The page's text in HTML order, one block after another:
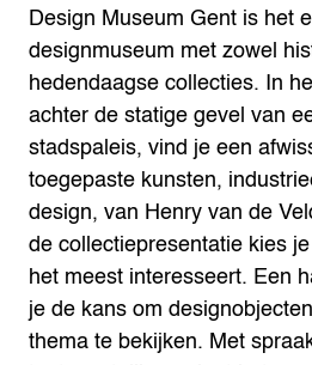
Design Museum Gent is het
designmuseum met zowel
hedendaagse collecties. In
achter de statige gevel van
stadspaleis, vind je een
toegepaste kunsten,
design, van Henry van de
de collectiepresentatie kies
het meest interesseert. Een
je de kans om
thema te bekijken. Met